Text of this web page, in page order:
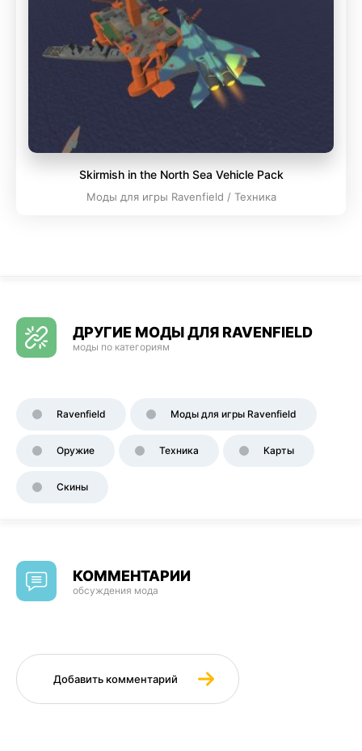
Skirmish in the North Sea Vehicle Pack
Моды для игры Ravenfield / Техника
ДРУГИЕ МОДЫ ДЛЯ RAVENFIELD
моды по категориям
Ravenfield Моды для игры Ravenfield
Оружие Техника Карты
Скины
КОММЕНТАРИИ
обсуждения мода
Добавить комментарий